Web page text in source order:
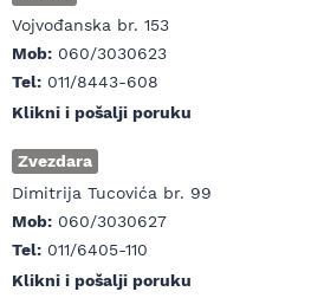
Vojvođanska br. 153
Mob: 060/3030623
Tel: 011/8443-608
Klikni i pošalji poruku
Zvezdara
Dimitrija Tucovića br. 99
Mob: 060/3030627
Tel: 011/6405-110
Klikni i pošalji poruku